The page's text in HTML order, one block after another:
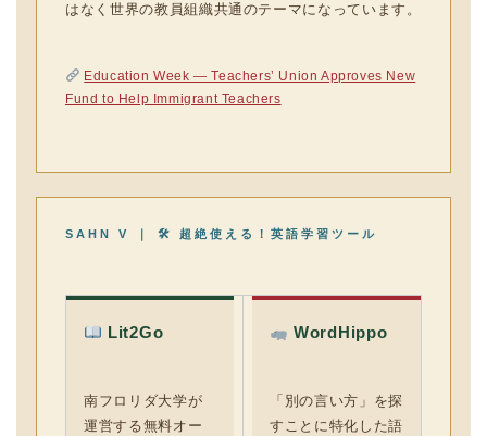
はなく世界の教員組織共通のテーマになっています。
Education Week — Teachers’ Union Approves New
Fund to Help Immigrant Teachers
SAHN V ｜ 🛠 超絶使える！英語学習ツール
Lit2Go
南フロリダ大学が
運営する無料オー
WordHippo
「別の言い方」を探
すことに特化した語